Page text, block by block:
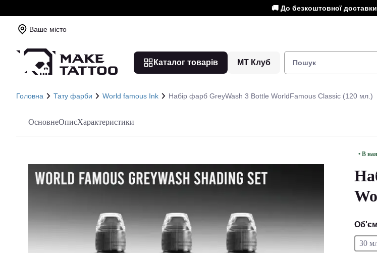
🚚 До безкоштовної
Ваше місто
Каталог товарів МТ Клуб
Головна Тату фарби World famous Ink Набір фарб GreyWash 3 Bottle WorldFamous Classic (120 мл.)
ОсновнеОписХарактеристики
• В
Об'єм
30